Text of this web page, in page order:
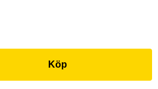
Köp